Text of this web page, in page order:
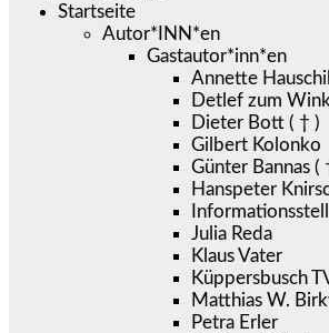
Startseite
Autor*INN*en
Gastautor*inn*en
Annette
Detlef zum
Dieter Bott ( † )
Gilbert Kolonko
Günter Bannas (
Hanspeter
Julia Reda
Klaus Vater
Küppersbusch
Matthias W.
Petra Erler